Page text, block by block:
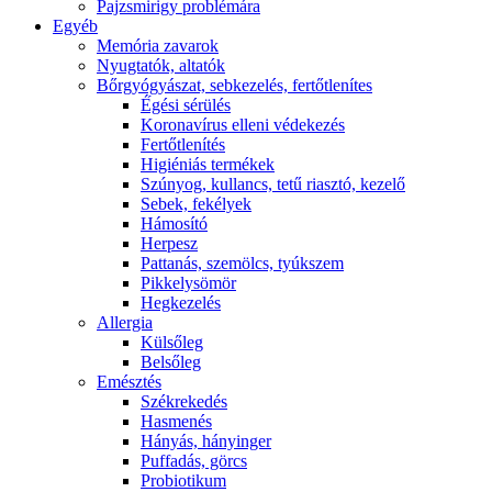
Pajzsmirigy problémára
Egyéb
Memória zavarok
Nyugtatók, altatók
Bőrgyógyászat, sebkezelés, fertőtlenítes
É́gési sérülés
Koronavírus elleni védekezés
Fertőtlenítés
Higiéniás termékek
Szúnyog, kullancs, tetű riasztó, kezelő
Sebek, fekélyek
Hámosító
Herpesz
Pattanás, szemölcs, tyúkszem
Pikkelysömör
Hegkezelés
Allergia
Külsőleg
Belsőleg
Emésztés
Székrekedés
Hasmenés
Hányás, hányinger
Puffadás, görcs
Probiotikum